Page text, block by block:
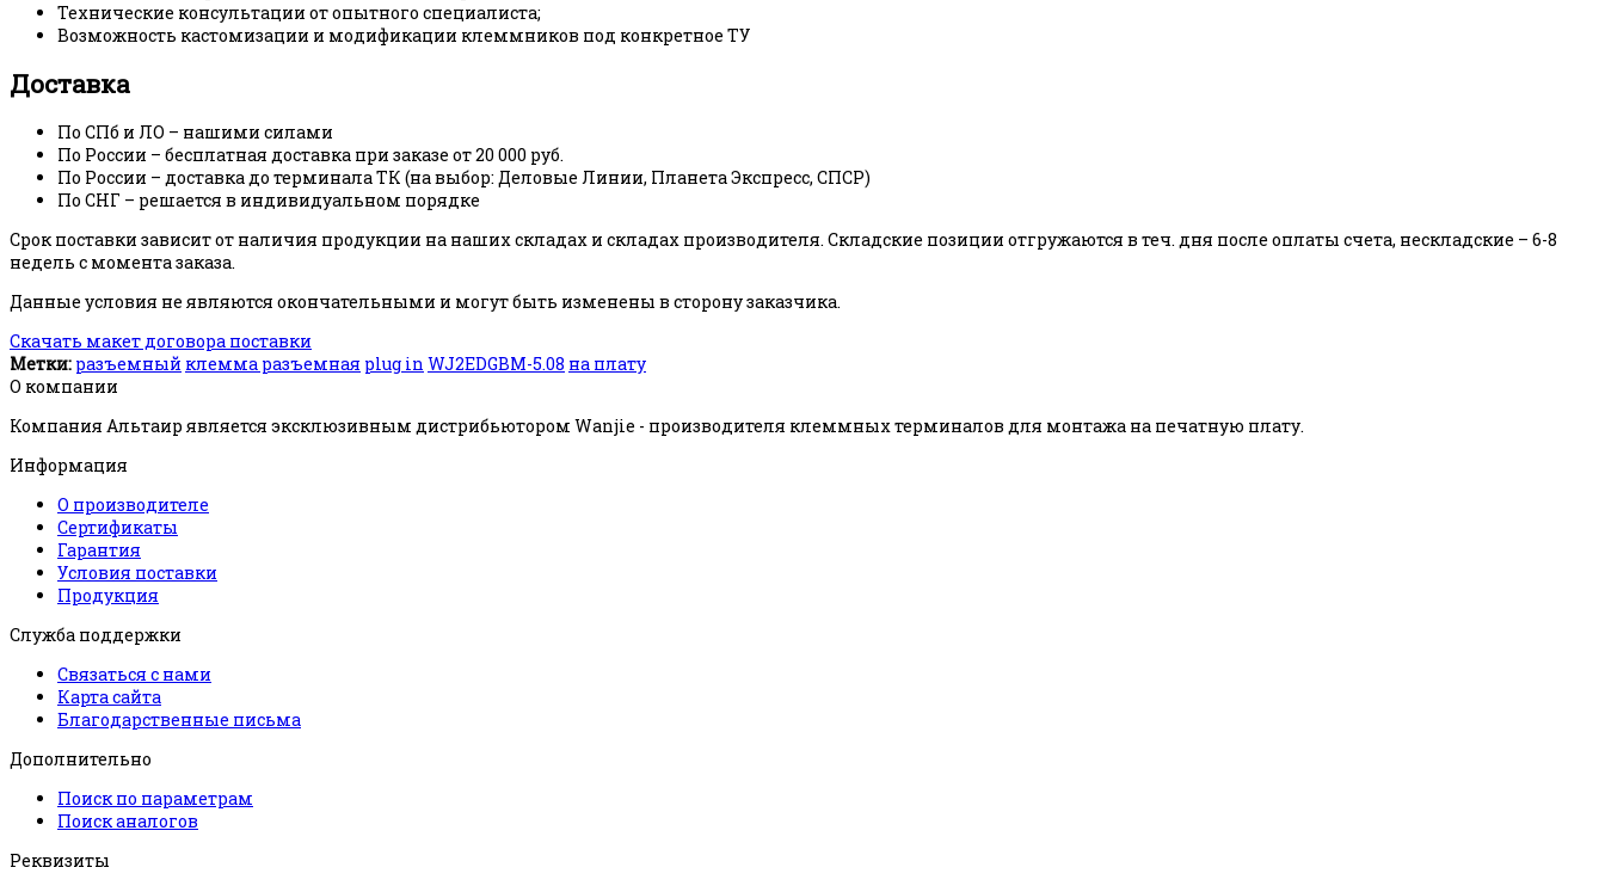
Технические консультации от опытного специалиста;
Возможность кастомизации и модификации клеммников под конкретное ТУ
Доставка
По СПб и ЛО – нашими силами
По России – бесплатная доставка при заказе от 20 000 руб.
По России – доставка до терминала ТК (на выбор: Деловые Линии, Планета Экспресс, СПСР)
По СНГ – решается в индивидуальном порядке
Срок поставки зависит от наличия продукции на наших складах и складах производителя. Складские позиции отгружаются в теч. дня после оплаты счета, нескладские – 6-8
недель с момента заказа.
Данные условия не являются окончательными и могут быть изменены в сторону заказчика.
Скачать макет договора поставки
Метки: разъемный клемма разъемная plug in WJ2EDGBM-5.08 на плату
О компании
Компания Альтаир является эксклюзивным дистрибьютором Wanjie - производителя клеммных терминалов для монтажа на печатную плату.
Информация
О производителе
Сертификаты
Гарантия
Условия поставки
Продукция
Служба поддержки
Связаться с нами
Карта сайта
Благодарственные письма
Дополнительно
Поиск по параметрам
Поиск аналогов
Реквизиты